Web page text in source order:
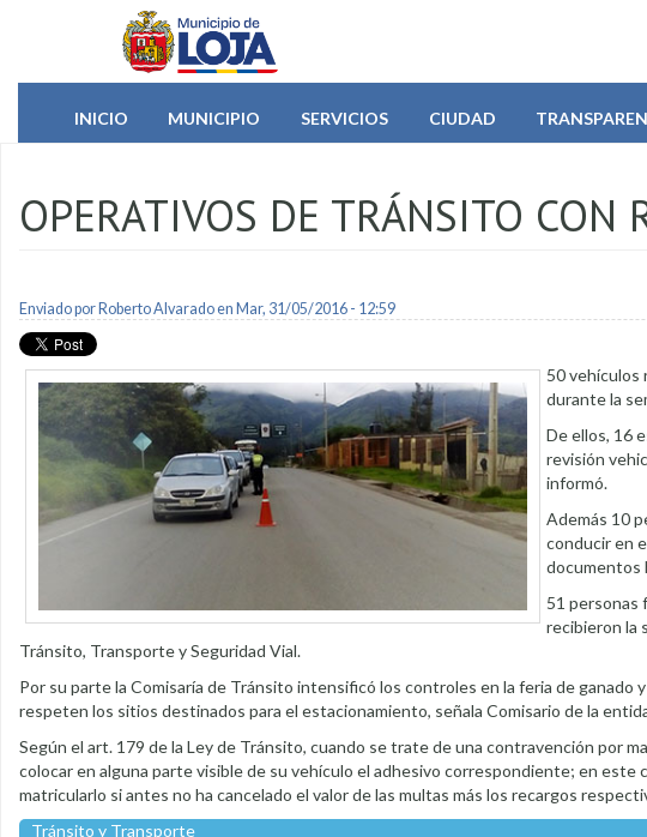
Pasar al contenido principal
INICIO
MUNICIPIO SERVICIOS CIUDAD
OPERATIVOS DE TRÁNSITO CON
Enviado por Roberto Alvaradoen Mar, 31/05/2016 - 12:59
50 vehículos
durante la
De ellos, 16
revisión
informó.
Además 10
conducir en
documentos
51 personas
recibieron la
Tránsito, Transporte y Seguridad Vial.
Por su parte la Comisaría de Tránsito intensificó los controles en la feria de
respeten los sitios destinados para el estacionamiento, señala Comisario de la
Según el art. 179 de la Ley de Tránsito, cuando se trate de una contravención por
colocar en alguna parte visible de su vehículo el adhesivo correspondiente; en este
matricularlo si antes no ha cancelado el valor de las multas más los recargos
Tránsito y Transporte